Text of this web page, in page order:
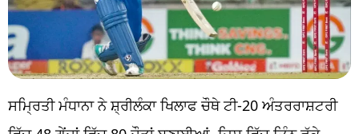
ਸਮ੍ਰਿਤੀ ਮੰਧਾਨਾ ਨੇ ਸ਼੍ਰੀਲੰਕਾ ਖਿਲਾਫ ਚੌਥੇ ਟੀ-20 ਅੰਤਰਰਾਸ਼ਟਰੀ